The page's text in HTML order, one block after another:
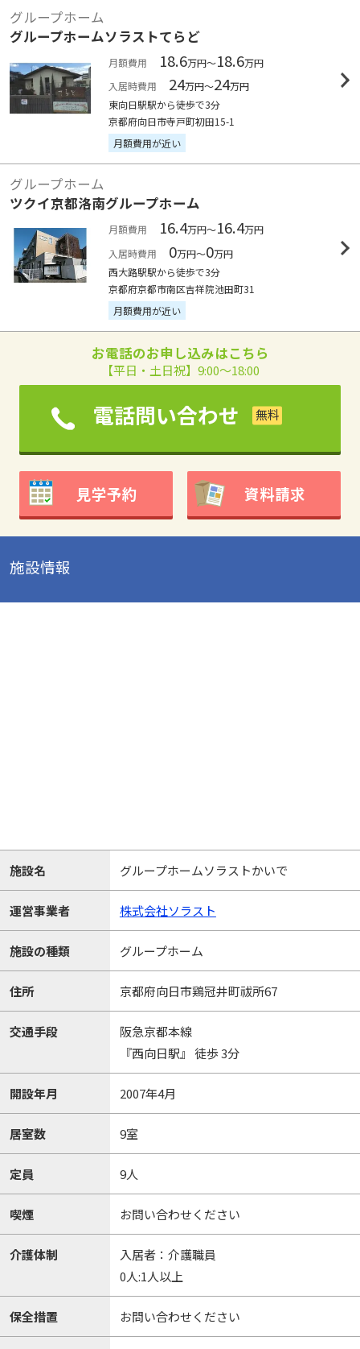
グループホーム
グループホームソラストてらど
月額費用 18.6万円～18.6万円
入居時費用
24万円～24万円
東向日駅駅から徒歩で3分
京都府向日市寺戸町初田15-1
月額費用が近い
グループホーム
ツクイ京都洛南グループホーム
月額費用 16.4万円～16.4万円
入居時費用
0万円～0万円
西大路駅駅から徒歩で3分
京都府京都市南区吉祥院池田町31
月額費用が近い
お電話のお申し込みはこちら
【平日・土日祝】9:00～18:00
電話問い合わせ
見学予約 資料請求
施設情報
施設名 グループホームソラストかいで
運営事業者 株式会社ソラスト
施設の種類 グループホーム
住所 京都府向日市鶏冠井町祓所67
交通手段
阪急京都本線
『西向日駅』 徒歩 3分
開設年月 2007年4月
居室数 9室
定員 9人
喫煙 お問い合わせください
介護体制
入居者：介護職員
0人:1人以上
保全措置 お問い合わせください